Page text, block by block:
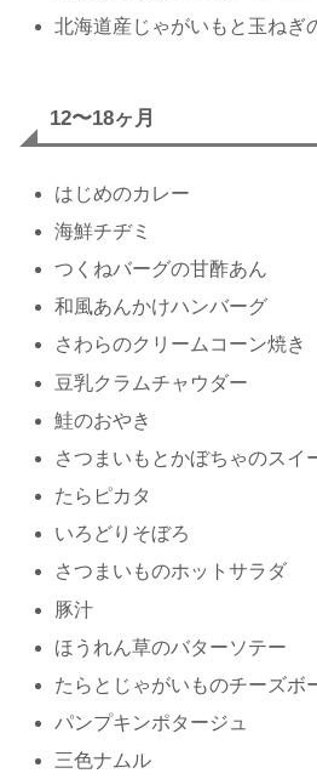
北海道産じゃがいもと玉ねぎ
12〜18ヶ月
はじめのカレー
海鮮チヂミ
つくねバーグの甘酢あん
和風あんかけハンバーグ
さわらのクリームコーン焼き
豆乳クラムチャウダー
鮭のおやき
さつまいもとかぼちゃのスイ
たらピカタ
いろどりそぼろ
さつまいものホットサラダ
豚汁
ほうれん草のバターソテー
たらとじゃがいものチーズボ
パンプキンポタージュ
三色ナムル